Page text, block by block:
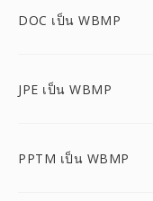
DOC เป็น WBMP
JPE เป็น WBMP
PPTM เป็น WBMP